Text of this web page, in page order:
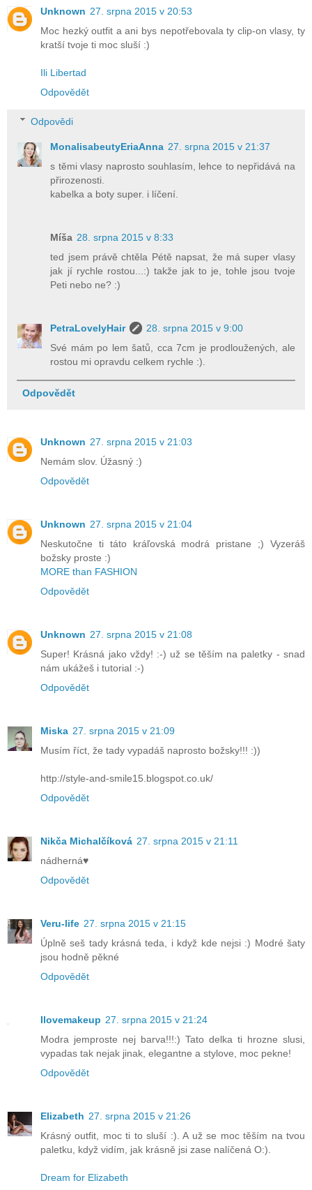
Unknown 27. srpna 2015 v 20:53
Moc hezký outfit a ani bys nepotřebovala ty clip-on vlasy, ty
kratší tvoje ti moc sluší :)
Ili Libertad
Odpovědět
Odpovědi
MonalisabeutyEriaAnna 27. srpna 2015 v 21:37
s těmi vlasy naprosto souhlasím, lehce to nepřidává na
přirozenosti.
kabelka a boty super. i líčení.
Míša 28. srpna 2015 v 8:33
ted jsem právě chtěla Pétě napsat, že má super vlasy
jak jí rychle rostou...:) takže jak to je, tohle jsou tvoje
Peti nebo ne? :)
PetraLovelyHair
28. srpna 2015 v 9:00
Své mám po lem šatů, cca 7cm je prodloužených, ale
rostou mi opravdu celkem rychle :).
Odpovědět
Unknown 27. srpna 2015 v 21:03
Nemám slov. Úžasný :)
Odpovědět
Unknown 27. srpna 2015 v 21:04
Neskutočne ti táto kráľovská modrá pristane ;) Vyzeráš
božsky proste :)
MORE than FASHION
Odpovědět
Unknown 27. srpna 2015 v 21:08
Super! Krásná jako vždy! :-) už se těším na paletky - snad
nám ukážeš i tutorial :-)
Odpovědět
Miska 27. srpna 2015 v 21:09
Musím říct, že tady vypadáš naprosto božsky!!! :))
http://style-and-smile15.blogspot.co.uk/
Odpovědět
Nikča Michalčíková 27. srpna 2015 v 21:11
nádherná♥
Odpovědět
Veru-life 27. srpna 2015 v 21:15
Úplně seš tady krásná teda, i když kde nejsi :) Modré šaty
jsou hodně pěkné
Odpovědět
Ilovemakeup 27. srpna 2015 v 21:24
Modra jemproste nej barva!!!:) Tato delka ti hrozne slusi,
vypadas tak nejak jinak, elegantne a stylove, moc pekne!
Odpovědět
Elizabeth 27. srpna 2015 v 21:26
Krásný outfit, moc ti to sluší :). A už se moc těším na tvou
paletku, když vidím, jak krásně jsi zase nalíčená O:).
Dream for Elizabeth